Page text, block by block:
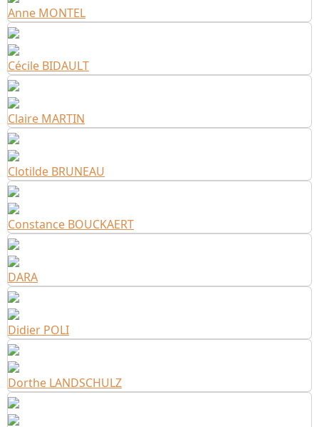
Anne MONTEL
Cécile BIDAULT
Claire MARTIN
Clotilde BRUNEAU
Constance BOUCKAERT
DARA
Didier POLI
Dorthe LANDSCHULZ